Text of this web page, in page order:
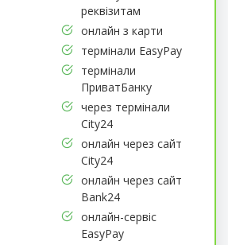
реквізитам
онлайн з карти
термінали EasyPay
термінали
ПриватБанку
через термінали
City24
онлайн через сайт
City24
онлайн через сайт
Bank24
онлайн-сервіс
EasyPay